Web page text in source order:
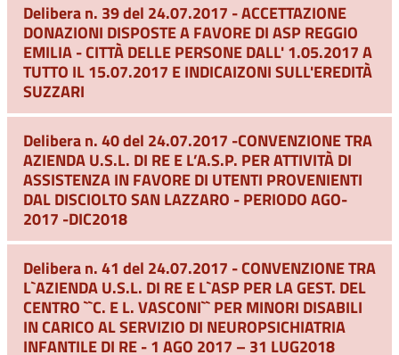
Delibera n. 39 del 24.07.2017 - ACCETTAZIONE
DONAZIONI DISPOSTE A FAVORE DI ASP REGGIO
EMILIA - CITTÀ DELLE PERSONE DALL' 1.05.2017 A
TUTTO IL 15.07.2017 E INDICAIZONI SULL'EREDITÀ
SUZZARI
Delibera n. 40 del 24.07.2017 -CONVENZIONE TRA
AZIENDA U.S.L. DI RE E L’A.S.P. PER ATTIVITÀ DI
ASSISTENZA IN FAVORE DI UTENTI PROVENIENTI
DAL DISCIOLTO SAN LAZZARO - PERIODO AGO-
2017 -DIC2018
Delibera n. 41 del 24.07.2017 - CONVENZIONE TRA
L`AZIENDA U.S.L. DI RE E L`ASP PER LA GEST. DEL
CENTRO ``C. E L. VASCONI`` PER MINORI DISABILI
IN CARICO AL SERVIZIO DI NEUROPSICHIATRIA
INFANTILE DI RE - 1 AGO 2017 – 31 LUG2018